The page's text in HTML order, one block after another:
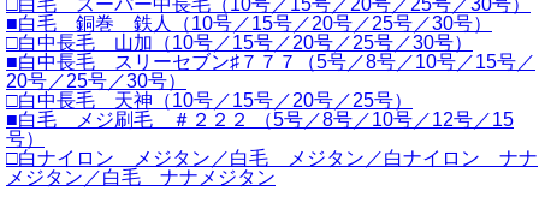
■白毛 銅巻 鉄人（10号／15号／20号／25号／30号）
□白中長毛 山加（10号／15号／20号／25号／30号）
■白中長毛 スリーセブン♯７７７（5号／8号／10号／15号／
20号／25号／30号）
□白中長毛 天神（10号／15号／20号／25号）
■白毛 メジ刷毛 ＃２２２ （5号／8号／10号／12号／15
号）
□白ナイロン メジタン／白毛 メジタン／白ナイロン ナナ
メジタン／白毛 ナナメジタン